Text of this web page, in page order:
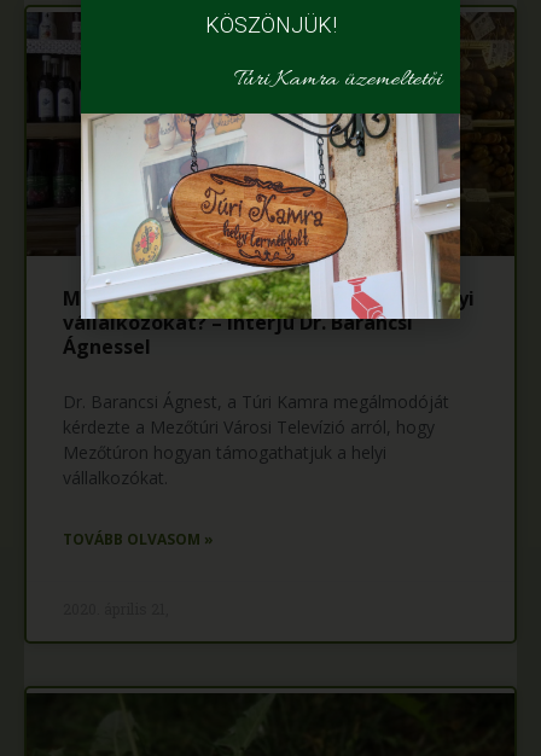
Mezőtúron hogyan támogathatjuk a helyi
vállalkozókat? – interjú Dr. Barancsi
Ágnessel
Dr. Barancsi Ágnest, a Túri Kamra megálmodóját
kérdezte a Mezőtúri Városi Televízió arról, hogy
Mezőtúron hogyan támogathatjuk a helyi
vállalkozókat.
TOVÁBB OLVASOM »
KÖSZÖNJÜK!
Túri Kamra üzemeltetői